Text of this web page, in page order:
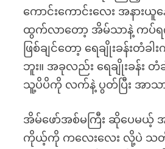
ကောင်းကောင်းလေး အနားယူန
ထွက်လာတော့ အိမ်သာနဲ့ ကပ်ရက်
ဖြစ်ချင်တော့ ရေချိုးခန်းတံ
ဘူး။ အခုလည်း ရေချိုးခန်း
သူ့ပိပိကို လက်နဲ့ ပွတ်ပြီး အာသာဖ
အိမ်ဖော်အစ်မကြီး ဆိုပေမယ့်
ကိုယ့်ကို ကလေးလေး လို့ပဲ သ